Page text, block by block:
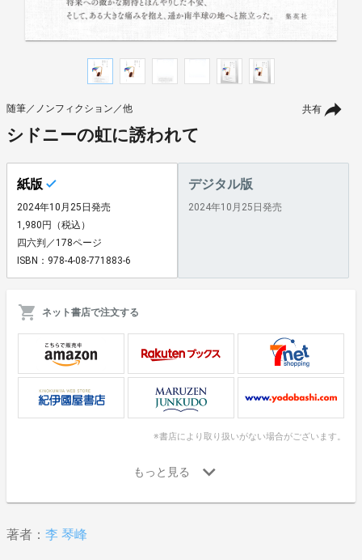
共有
随筆／ノンフィクション／他
シドニーの虹に誘われて
紙版
2024年10月25日発売
1,980円（税込）
四六判／178ページ
ISBN：978-4-08-771883-6
デジタル版
2024年10月25日発売
ネット書店で注文する
※書店により取り扱いがない場合がございます。
著者： 李 琴峰